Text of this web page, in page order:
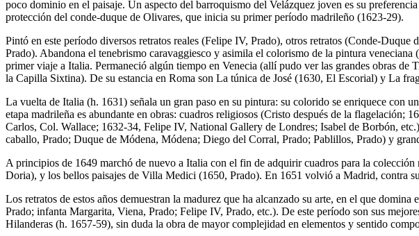
poco dominio en el paisaje. Un aspecto del barroquismo del Velázquez joven es su
protección del conde-duque de Olivares, que inicia su primer período madrileño (1623-29).
Pintó en este período diversos retratos reales (Felipe IV, Prado), otros retratos (Conde-
Prado). Abandona el tenebrismo caravaggiesco y asimila el colorismo de la pintura
primer viaje a Italia. Permaneció algún tiempo en Venecia (allí pudo ver las grandes obras
la Capilla Sixtina). De su estancia en Roma son La túnica de José (1630, El Escorial) y La
La vuelta de Italia (h. 1631) señala un gran paso en su pintura: su colorido se enriquece con
etapa madrileña es abundante en obras: cuadros religiosos (Cristo después de la
Carlos, Col. Wallace; 1632-34, Felipe IV, National Gallery de Londres; Isabel de Borbón,
caballo, Prado; Duque de Módena, Módena; Diego del Corral, Prado; Pablillos, Prado) y
A principios de 1649 marchó de nuevo a Italia con el fin de adquirir cuadros para la
Doria), y los bellos paisajes de Villa Medici (1650, Prado). En 1651 volvió a Madrid, contra
Los retratos de estos años demuestran la madurez que ha alcanzado su arte, en el que
Prado; infanta Margarita, Viena, Prado; Felipe IV, Prado, etc.). De este período son sus
Hilanderas (h. 1657-59), sin duda la obra de mayor complejidad en elementos y sentido